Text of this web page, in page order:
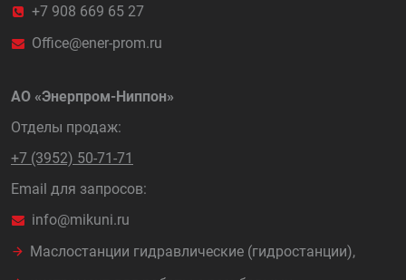
+7 908 669 65 27
Office@ener-prom.ru
АО «Энерпром-Ниппон»
Отделы продаж:
+7 (3952) 50-71-71
Email для запросов:
info@mikuni.ru
Маслостанции гидравлические (гидростанции),